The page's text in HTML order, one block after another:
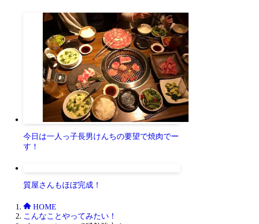
今日は一人っ子長男けんちの要望で焼肉でー
す！
質屋さんもほぼ完成！
HOME
こんなことやってみたい！